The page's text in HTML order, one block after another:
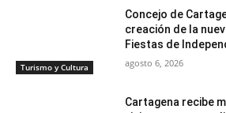
Turismo y Cultura
Concejo de
creación de la
Fiestas de
agosto 6, 2026
Cartagena recibe